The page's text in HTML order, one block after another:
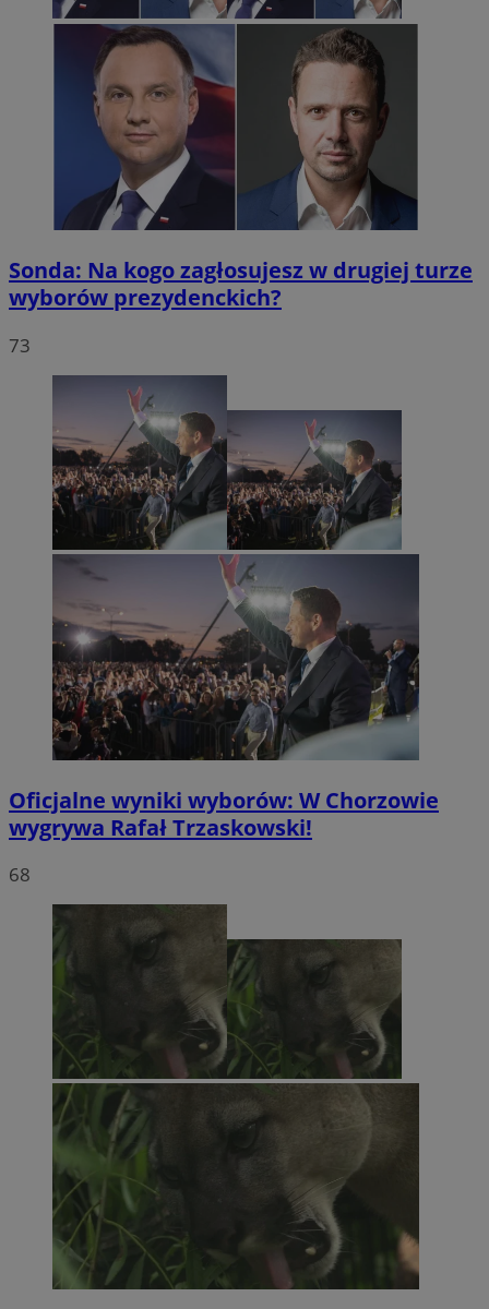
Sonda: Na kogo zagłosujesz w drugiej turze
wyborów prezydenckich?
73
Oficjalne wyniki wyborów: W Chorzowie
wygrywa Rafał Trzaskowski!
68